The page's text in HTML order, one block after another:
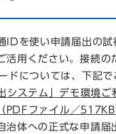
IDを使い申請届出の
活用ください。接続の
ドについては、下記で
システム」デモ環境ご
PDFファイル／517KB
体への正式な申請届